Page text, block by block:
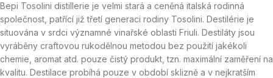
Bepi Tosolini distillerie je velmi stará a ceněná italská rodinná
společnost, patřící již třetí generaci rodiny Tosolini. Destilérie je
situována v srdci významné vinařské oblasti Friuli. Destiláty jsou
vyráběny craftovou rukodělnou metodou bez použití jakékoli
chemie, aromat atd. pouze čistý produkt, tzn. maximální zaměření na
kvalitu. Destilace probíhá pouze v období sklizně a v nejkratším